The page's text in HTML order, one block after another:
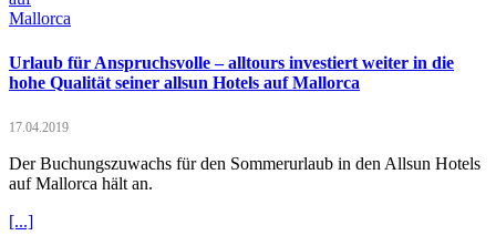
Urlaub für Anspruchsvolle – alltours investiert weiter in die
hohe Qualität seiner allsun Hotels auf Mallorca
17.04.2019
Der Buchungszuwachs für den Sommerurlaub in den Allsun Hotels
auf Mallorca hält an.
[...]